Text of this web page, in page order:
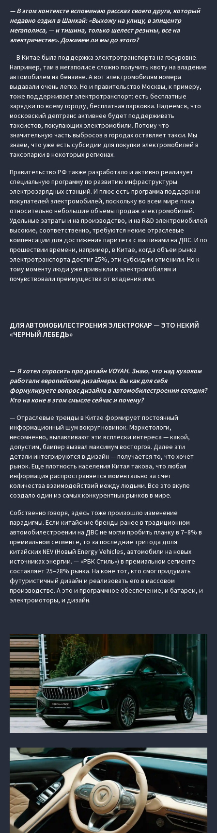
— В этом контексте вспоминаю рассказ своего друга, который
недавно ездил в Шанхай: «Выхожу на улицу, в эпицентр
мегаполиса, — и тишина, только шелест резины, все на
электричестве». Доживем ли мы до этого?
— В Китае была поддержка электротранспорта на госуровне.
Например, там в мегаполисе сложно получить квоту на владение
автомобилем на бензине. А вот электромобилям номера
выдавали очень легко. Но и правительство Москвы, к примеру,
тоже поддерживает электротранспорт: есть бесплатные
зарядки по всему городу, бесплатная парковка. Надеемся, что
московский дептранс активнее будет поддерживать
таксистов, покупающих электромобили. Потому что
значительную часть выбросов в городах оставляет такси. Мы
знаем, что уже есть субсидии для покупки электромобилей в
таксопарки в некоторых регионах.
Правительство РФ также разработало и активно реализует
специальную программу по развитию инфраструктуры
электрозарядных станций. И плюс есть программа поддержки
покупателей электромобилей, поскольку во всем мире пока
относительно небольшие объемы продаж электромобилей.
Удельные затраты и на производство, и на R&D электромобилей
высокие, соответственно, требуются некие отраслевые
компенсации для достижения паритета с машинами на ДВС. И по
прошествии времени, например, в Китае, когда объем рынка
электротранспорта достиг 25%, эти субсидии отменили. Но к
тому моменту люди уже привыкли к электромобилям и
почувствовали преимущества от владения ими.
ДЛЯ АВТОМОБИЛЕСТРОЕНИЯ ЭЛЕКТРОКАР — ЭТО НЕКИЙ
«ЧЕРНЫЙ ЛЕБЕДЬ»
— Я хотел спросить про дизайн VOYAH. Знаю, что над кузовом
работали европейские дизайнеры. Вы как для себя
формулируете вопрос дизайна в автомобилестроении сегодня?
Кто на коне в этом смысле сейчас и почему?
— Отраслевые тренды в Китае формирует постоянный
информационный шум вокруг новинок. Маркетологи,
несомненно, вылавливают эти всплески интереса — какой,
допустим, бампер вызвал максимум восторгов. Далее эти
детали интегрируются в дизайн — получается то, что хочет
рынок. Еще плотность населения Китая такова, что любая
информация распространяется моментально за счет
количества взаимодействий между людьми. Все это вкупе
создало один из самых конкурентных рынков в мире.
Собственно говоря, здесь тоже произошло изменение
парадигмы. Если китайские бренды ранее в традиционном
автомобилестроении на ДВС не могли пробить планку в 7–8% в
премиальном сегменте, то за последние три года доля
китайских NEV (Новый Energy Vehicles, автомобили на новых
источниках энергии. — «РБК Стиль») в премиальном сегменте
составляет 25–28% рынка. На коне тот, кто смог придумать
футуристичный дизайн и реализовать его в массовом
производстве. А это и программное обеспечение, и батареи, и
электромоторы, и дизайн.